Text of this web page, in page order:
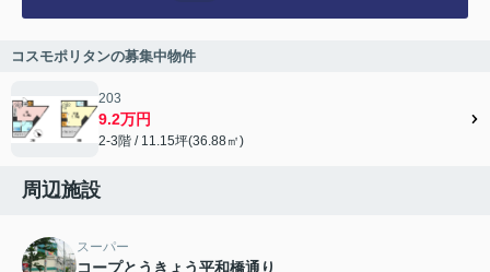
コスモポリタンの募集中物件
203
9.2万円
2-3階 / 11.15坪(36.88㎡)
周辺施設
スーパー
コープとうきょう平和橋通り